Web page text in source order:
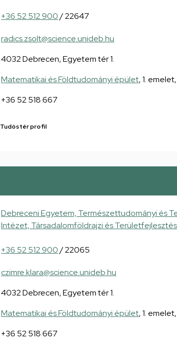
+36 52 512 900/ 22647
radics.zsolt@science.unideb.hu
4032 Debrecen, Egyetem tér 1.
Matematikai és Földtudományi épület, 1.
+36 52 518 667
Tudóstér profil
Debreceni Egyetem, Természettudományi és
Intézet, Társadalomföldrajzi és
+36 52 512 900/ 22065
czimre.klara@science.unideb.hu
4032 Debrecen, Egyetem tér 1.
Matematikai és Földtudományi épület, 1.
+36 52 518 667